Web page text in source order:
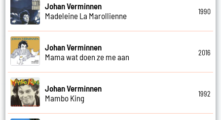
Johan Verminnen
Madeleine La Marollienne
1990
Johan Verminnen
Mama wat doen ze me aan
2016
Johan Verminnen
Mambo King
1992